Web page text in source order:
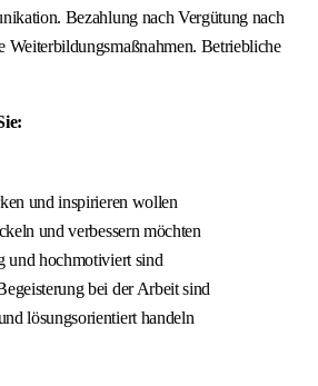
Bezahlung nach Vergütung nach
Betriebliche
und inspirieren wollen
und verbessern möchten
und hochmotiviert sind
bei der Arbeit sind
lösungsorientiert handeln